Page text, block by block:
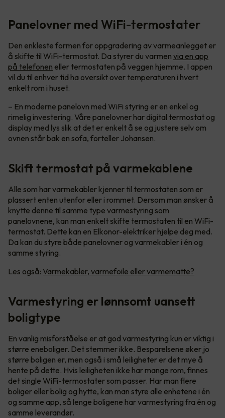
Panelovner med WiFi-termostater
Den enkleste formen for oppgradering av varmeanlegget er
å skifte til WiFi-termostat. Da styrer du varmen via en app
på telefonen eller termostaten på veggen hjemme. I appen
vil du til enhver tid ha oversikt over temperaturen i hvert
enkelt rom i huset.
– En moderne panelovn med WiFi styring er en enkel og
rimelig investering. Våre panelovner har digital termostat og
display med lys slik at det er enkelt å se og justere selv om
ovnen står bak en sofa, forteller Johansen.
Skift termostat på varmekablene
Alle som har varmekabler kjenner til termostaten som er
plassert enten utenfor eller i rommet. Dersom man ønsker å
knytte denne til samme type varmestyring som
panelovnene, kan man enkelt skifte termostaten til en WiFi-
termostat. Dette kan en Elkonor-elektriker hjelpe deg med.
Da kan du styre både panelovner og varmekabler i én og
samme styring.
Les også: Varmekabler, varmefoile eller varmematte?
Varmestyring er lønnsomt uansett
boligtype
En vanlig misforståelse er at god varmestyring kun er viktig i
større eneboliger. Det stemmer ikke. Besparelsene øker jo
større boligen er, men også i små leiligheter er det mye å
hente på dette. Hvis leiligheten ikke har mange rom, finnes
det single WiFi-termostater som passer. Har man flere
boliger eller bolig og hytte, kan man styre alle enhetene i én
og samme app, så lenge boligene har varmestyring fra én og
samme leverandør.